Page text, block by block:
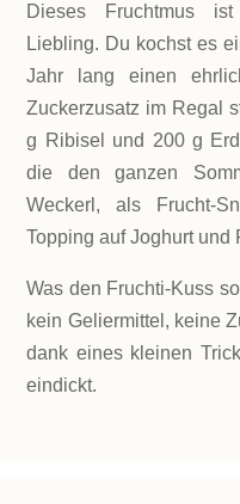
Dieses Fruchtmus
Liebling. Du kochst es
Jahr lang einen
Zuckerzusatz im Regal
g Ribisel und 200 g
die den ganzen
Weckerl, als Frucht-
Topping auf Joghurt und
Was den Fruchti-Kuss
kein Geliermittel, keine
dank eines kleinen
eindickt.